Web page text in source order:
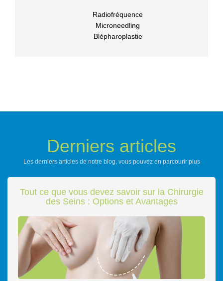
Radiofréquence
Microneedling
Blépharoplastie
Derniers articles
Les derniers articles de notre blog, vous pouvez en parcourir plus
Tout ce que vous devez savoir sur la Chirurgie
des Seins : Options et Avantages